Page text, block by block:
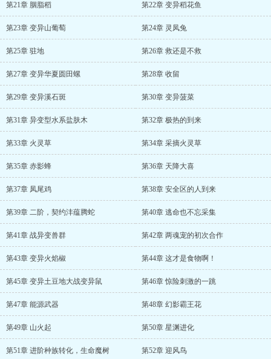
第21章 胭脂稻 第22章 变异稻花鱼
第23章 变异山葡萄 第24章 灵凤兔
第25章 驻地 第26章 救还是不救
第27章 变异华夏圆田螺 第28章 收留
第29章 变异溪石斑 第30章 变异菠菜
第31章 异变型水系盐肤木 第32章 极热的到来
第33章 火灵草 第34章 采摘火灵草
第35章 赤影蜂 第36章 天降大喜
第37章 凤尾鸡 第38章 安全区的人到来
第39章 二阶，契约沣蕴腾蛇 第40章 逃命也不忘采集
第41章 战异变兽群 第42章 两魂宠的初次合作
第43章 变异火焰椒 第44章 这才是食物啊！
第45章 变异土豆地大战变异鼠 第46章 惊险刺激的一跳
第47章 能源武器 第48章 幻影霸王花
第49章 山火起 第50章 星渊进化
第51章 进阶种族转化，生命魔树 第52章 迎风鸟